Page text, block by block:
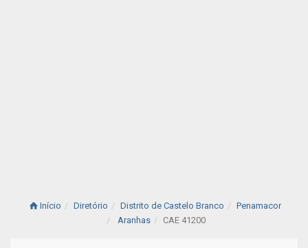
Início Diretório Distrito de Castelo Branco
Penamacor
Aranhas
CAE 41200